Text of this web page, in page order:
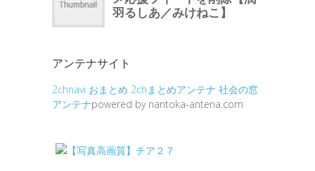
アンテナサイト
2chnavi おまとめ 2chまとめアンテナ 社会の窓
アンテナpowered by nantoka-antena.com